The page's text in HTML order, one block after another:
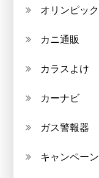
オリンピック
カニ通販
カラスよけ
カーナビ
ガス警報器
キャンペーン